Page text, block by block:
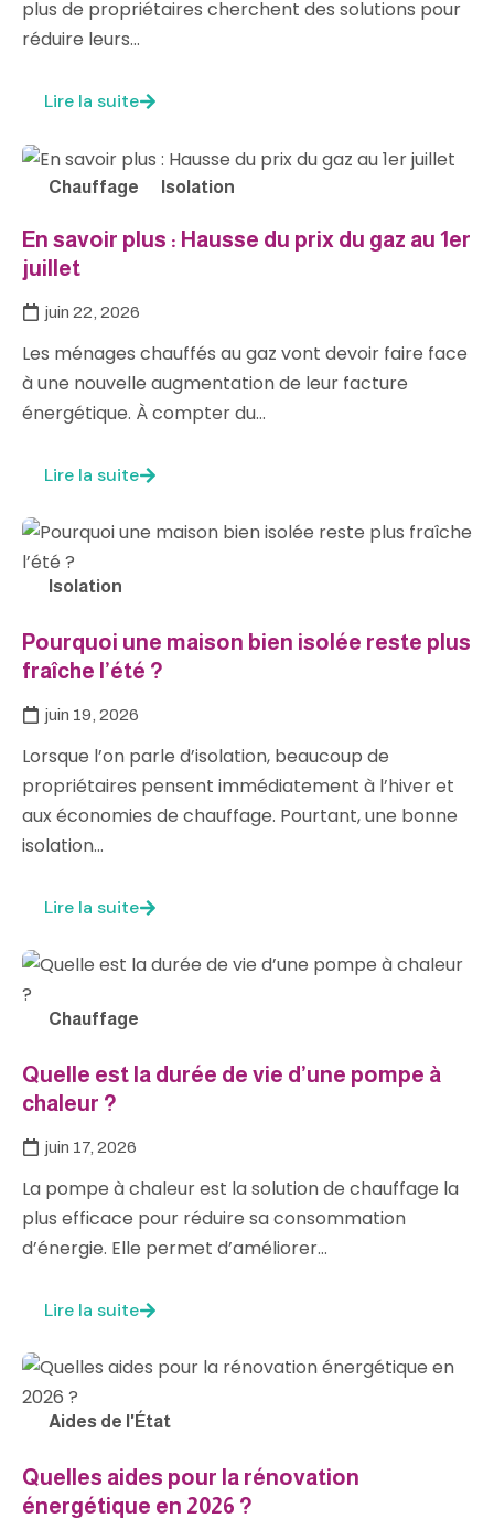
plus de propriétaires cherchent des solutions pour
réduire leurs…
Lire la suite
Chauffage Isolation
En savoir plus : Hausse du prix du gaz au 1er
juillet
juin 22, 2026
Les ménages chauffés au gaz vont devoir faire face
à une nouvelle augmentation de leur facture
énergétique. À compter du…
Lire la suite
Isolation
Pourquoi une maison bien isolée reste plus
fraîche l’été ?
juin 19, 2026
Lorsque l’on parle d’isolation, beaucoup de
propriétaires pensent immédiatement à l’hiver et
aux économies de chauffage. Pourtant, une bonne
isolation…
Lire la suite
Chauffage
Quelle est la durée de vie d’une pompe à
chaleur ?
juin 17, 2026
La pompe à chaleur est la solution de chauffage la
plus efficace pour réduire sa consommation
d’énergie. Elle permet d’améliorer…
Lire la suite
Aides de l'État
Quelles aides pour la rénovation
énergétique en 2026 ?